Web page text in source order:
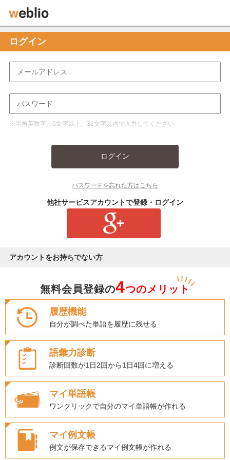
ログイン
※半角英数字、6文字以上、32文字以内で入力してください
ログイン
パスワードを忘れた方はこちら
他社サービスアカウントで登録・ログイン
アカウントをお持ちでない方
無料会員登録の4つのメリット
履歴機能
自分が調べた単語を履歴に残せる
語彙力診断
診断回数が1日2回から1日4回に増える
マイ単語帳
ワンクリックで自分のマイ単語帳が作れる
マイ例文帳
例文が保存できるマイ例文帳が作れる